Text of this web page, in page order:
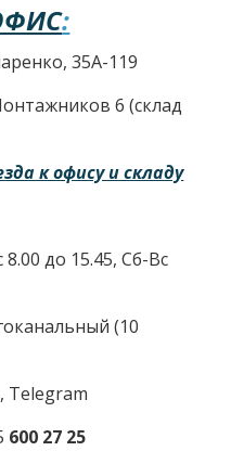
:
35А-119
6 (склад
к офису и складу
до 15.45, Сб-Вс
(10
Telegram
600 27 25